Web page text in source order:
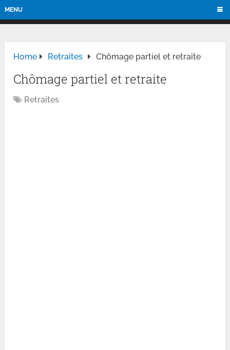
MENU
Home Retraites Chômage partiel et retraite
Chômage partiel et retraite
Retraites